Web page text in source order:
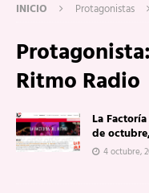
INICIO Protagonistas
Protagonista:
Ritmo Radio
La
de
4 octubre,